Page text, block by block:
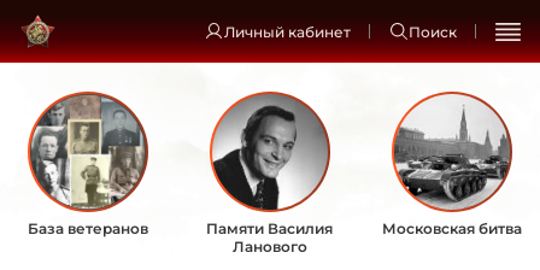
Личный кабинет Поиск
База ветеранов
Памяти Василия
Ланового
Московская битва